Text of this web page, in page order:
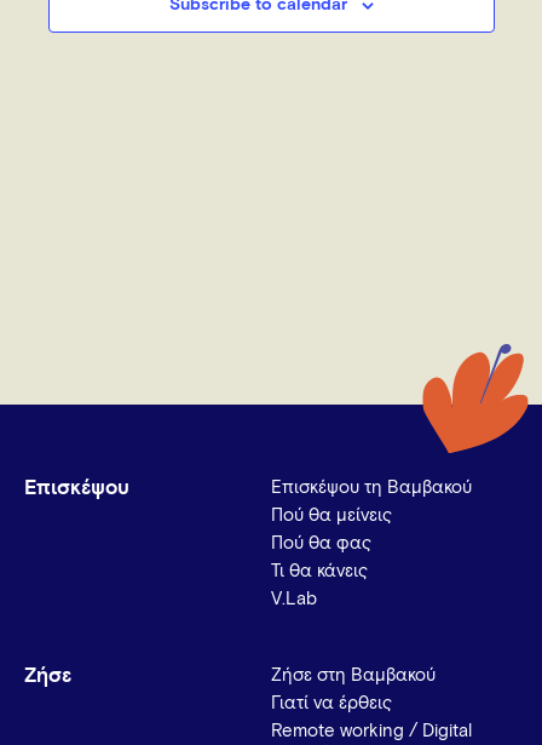
Subscribe to calendar
Επισκέψου
Επισκέψου τη Βαμβακού
Πού θα μείνεις
Πού θα φας
Τι θα κάνεις
V.Lab
Ζήσε
Ζήσε στη Βαμβακού
Γιατί να έρθεις
Remote working / Digital